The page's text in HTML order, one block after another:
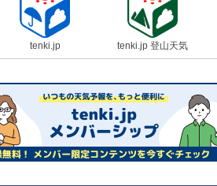
tenki.jp tenki.jp 登山天気